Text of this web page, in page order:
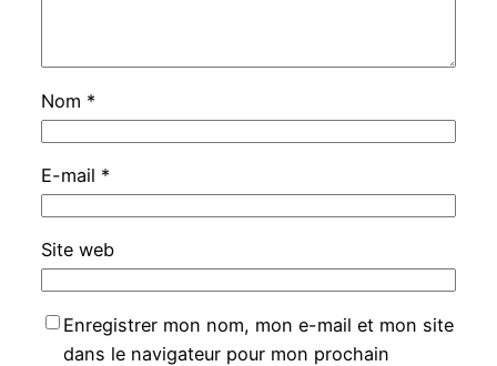
Nom *
E-mail *
Site web
Enregistrer mon nom, mon e-mail et mon site
dans le navigateur pour mon prochain